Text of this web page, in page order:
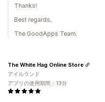
Thanks!
Best regards,
The GoodApps Team.
The White Hag Online Store
アイルランド
アプリの使用期間：13分